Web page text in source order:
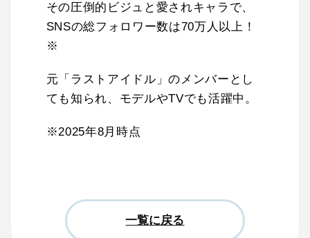
その圧倒的ビジュと愛されキャラで、
SNSの総フォロワー数は70万人以上！
※
元「ラストアイドル」のメンバーとし
ても知られ、モデルやTVでも活躍中。
※2025年8月時点
一覧に戻る